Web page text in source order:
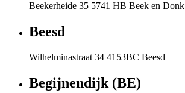
Beekerheide 35 5741 HB Beek en Donk
Beesd
Wilhelminastraat 34 4153BC Beesd
Begijnendijk (BE)